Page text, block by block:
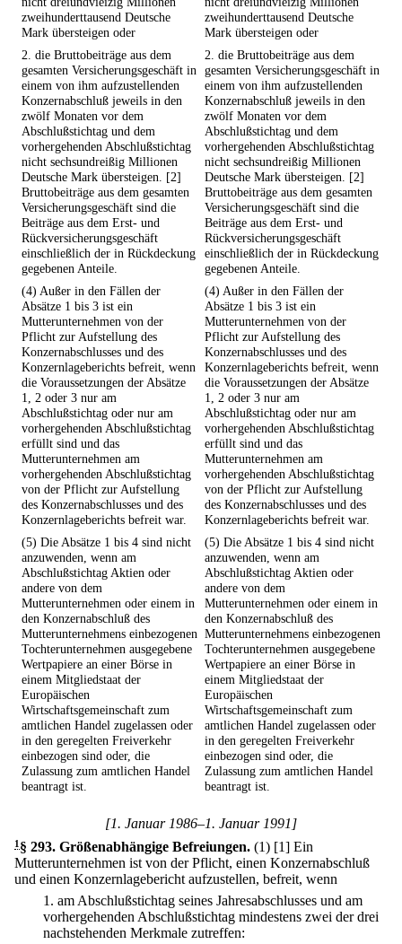
zweihunderttausend Deutsche
Mark übersteigen oder
zweihunderttausend Deutsche
Mark übersteigen oder
2. die Bruttobeiträge aus dem
gesamten Versicherungsgeschäft in
einem von ihm aufzustellenden
Konzernabschluß jeweils in den
zwölf Monaten vor dem
Abschlußstichtag und dem
vorhergehenden Abschlußstichtag
nicht sechsundreißig Millionen
Deutsche Mark übersteigen. [2]
Bruttobeiträge aus dem gesamten
Versicherungsgeschäft sind die
Beiträge aus dem Erst- und
Rückversicherungsgeschäft
einschließlich der in Rückdeckung
gegebenen Anteile.
2. die Bruttobeiträge aus dem
gesamten Versicherungsgeschäft in
einem von ihm aufzustellenden
Konzernabschluß jeweils in den
zwölf Monaten vor dem
Abschlußstichtag und dem
vorhergehenden Abschlußstichtag
nicht sechsundreißig Millionen
Deutsche Mark übersteigen. [2]
Bruttobeiträge aus dem gesamten
Versicherungsgeschäft sind die
Beiträge aus dem Erst- und
Rückversicherungsgeschäft
einschließlich der in Rückdeckung
gegebenen Anteile.
(4) Außer in den Fällen der
Absätze 1 bis 3 ist ein
Mutterunternehmen von der
Pflicht zur Aufstellung des
Konzernabschlusses und des
Konzernlageberichts befreit, wenn
die Voraussetzungen der Absätze
1, 2 oder 3 nur am
Abschlußstichtag oder nur am
vorhergehenden Abschlußstichtag
erfüllt sind und das
Mutterunternehmen am
vorhergehenden Abschlußstichtag
von der Pflicht zur Aufstellung
des Konzernabschlusses und des
Konzernlageberichts befreit war.
(4) Außer in den Fällen der
Absätze 1 bis 3 ist ein
Mutterunternehmen von der
Pflicht zur Aufstellung des
Konzernabschlusses und des
Konzernlageberichts befreit, wenn
die Voraussetzungen der Absätze
1, 2 oder 3 nur am
Abschlußstichtag oder nur am
vorhergehenden Abschlußstichtag
erfüllt sind und das
Mutterunternehmen am
vorhergehenden Abschlußstichtag
von der Pflicht zur Aufstellung
des Konzernabschlusses und des
Konzernlageberichts befreit war.
(5) Die Absätze 1 bis 4 sind nicht
anzuwenden, wenn am
Abschlußstichtag Aktien oder
andere von dem
Mutterunternehmen oder einem in
den Konzernabschluß des
Mutterunternehmens einbezogenen
Tochterunternehmen ausgegebene
Wertpapiere an einer Börse in
einem Mitgliedstaat der
Europäischen
Wirtschaftsgemeinschaft zum
amtlichen Handel zugelassen oder
in den geregelten Freiverkehr
einbezogen sind oder, die
Zulassung zum amtlichen Handel
beantragt ist.
(5) Die Absätze 1 bis 4 sind nicht
anzuwenden, wenn am
Abschlußstichtag Aktien oder
andere von dem
Mutterunternehmen oder einem in
den Konzernabschluß des
Mutterunternehmens einbezogenen
Tochterunternehmen ausgegebene
Wertpapiere an einer Börse in
einem Mitgliedstaat der
Europäischen
Wirtschaftsgemeinschaft zum
amtlichen Handel zugelassen oder
in den geregelten Freiverkehr
einbezogen sind oder, die
Zulassung zum amtlichen Handel
beantragt ist.
[1. Januar 1986–1. Januar 1991]
1§ 293. Größenabhängige Befreiungen. (1) [1] Ein
Mutterunternehmen ist von der Pflicht, einen Konzernabschluß
und einen Konzernlagebericht aufzustellen, befreit, wenn
1. am Abschlußstichtag seines Jahresabschlusses und am
vorhergehenden Abschlußstichtag mindestens zwei der drei
nachstehenden Merkmale zutreffen: